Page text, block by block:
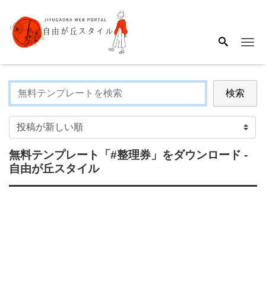
検索
無料テンプレート 「#整理券」 をダウンロード -
自由が丘スタイル